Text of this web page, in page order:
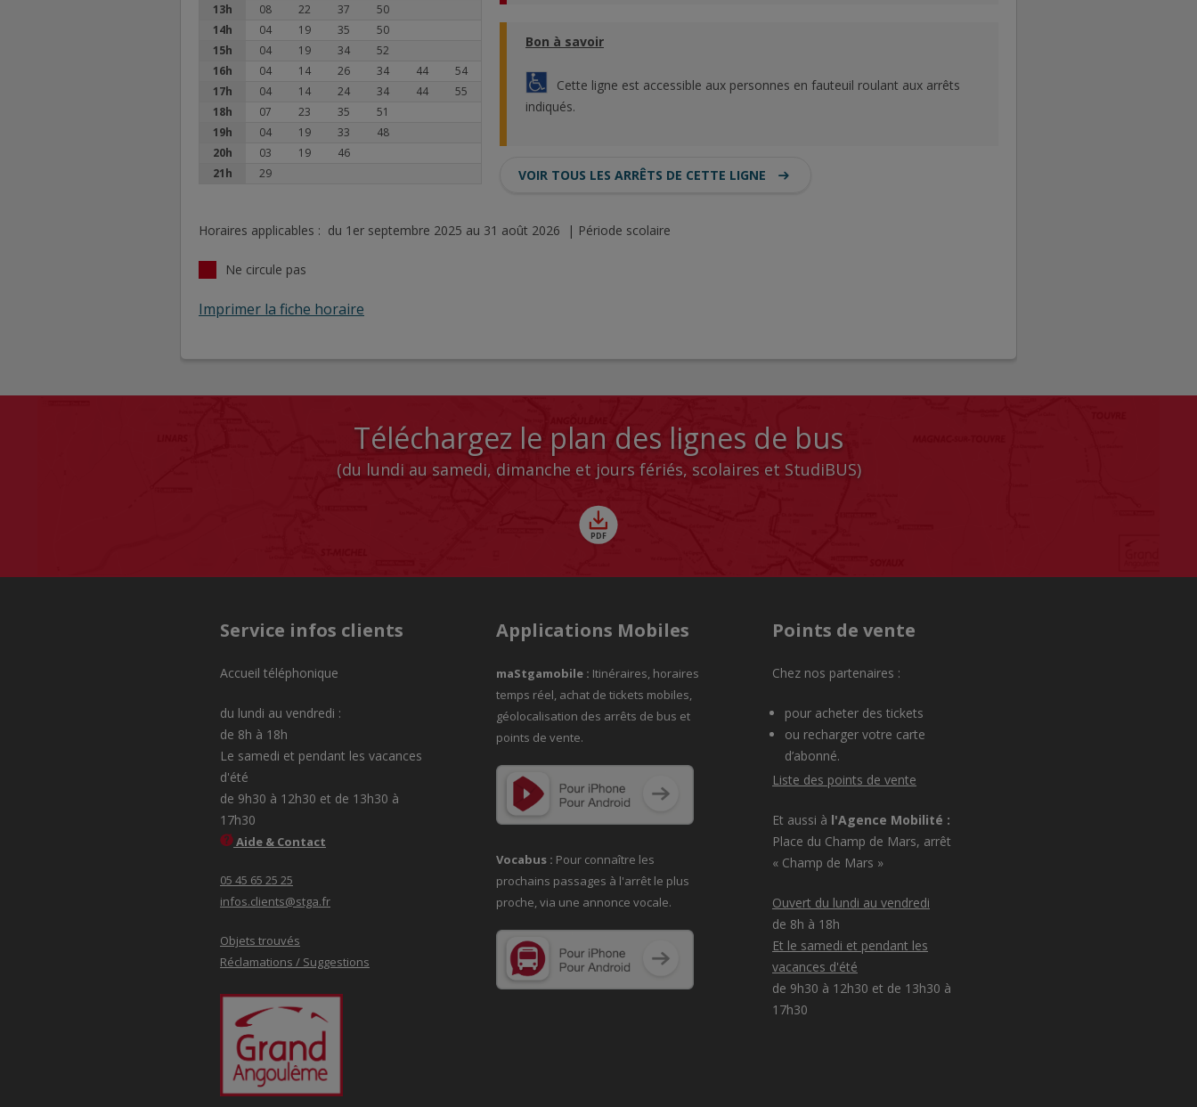
13h
08 22 37
50
14h
04 19 35
50
15h
04 19 34
52
16h
04 14 26 34 44
54
17h
04 14 24 34 44
55
18h
07 23 35
51
19h
04 19 33
48
20h
03 19
46
21h
29
Bon à savoir
Cette ligne est accessible aux personnes en fauteuil roulant aux arrêts
indiqués.
VOIR TOUS LES ARRÊTS DE CETTE LIGNE
Horaires applicables : du 1er septembre 2025 au 31 août 2026 | Période scolaire
Ne circule pas
Imprimer la fiche horaire
Téléchargez le plan des lignes de bus
(du lundi au samedi, dimanche et jours fériés, scolaires et StudiBUS)
Service infos clients
Accueil téléphonique
du lundi au vendredi :
de 8h à 18h
Le samedi et pendant les vacances
d'été
de 9h30 à 12h30 et de 13h30 à
17h30
Aide & Contact
05 45 65 25 25
infos.clients@stga.fr
Objets trouvés
Réclamations / Suggestions
Applications Mobiles
maStgamobile : Itinéraires, horaires
temps réel, achat de tickets mobiles,
géolocalisation des arrêts de bus et
points de vente.
Vocabus : Pour connaître les
prochains passages à l'arrêt le plus
proche, via une annonce vocale.
Points de vente
Chez nos partenaires :
pour acheter des tickets
ou recharger votre carte
d’abonné.
Liste des points de vente
Et aussi à l'Agence Mobilité :
Place du Champ de Mars, arrêt
« Champ de Mars »
Ouvert du lundi au vendredi
de 8h à 18h
Et le samedi et pendant les
vacances d'été
de 9h30 à 12h30 et de 13h30 à
17h30